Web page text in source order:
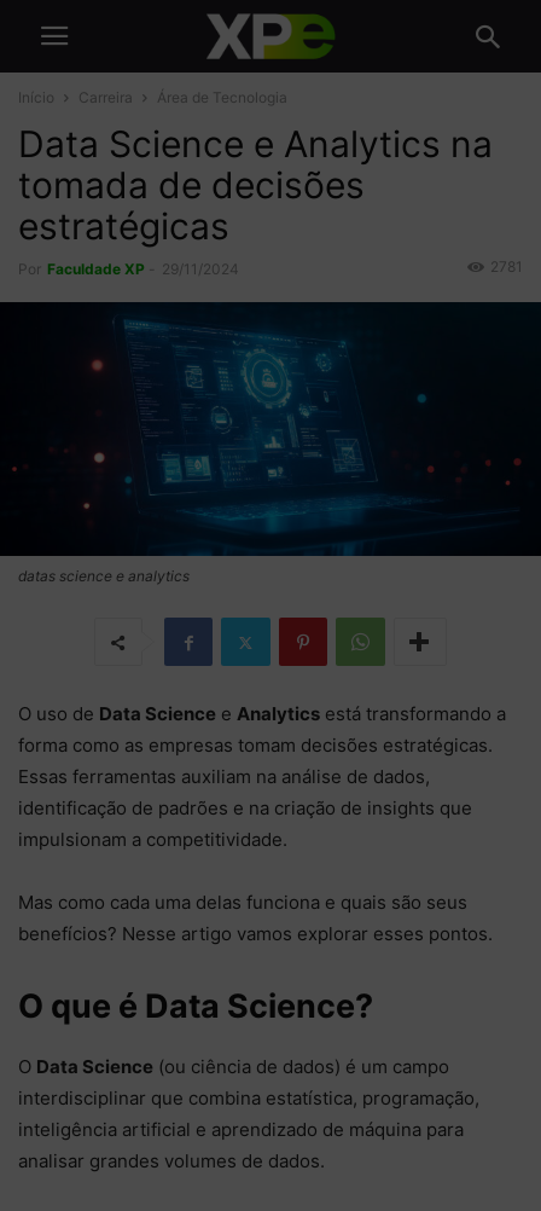
Início Carreira Área de Tecnologia
Data Science e Analytics na
tomada de decisões
estratégicas
Por Faculdade XP 29/11/2024 2781
datas science e analytics
O uso de Data Science e Analytics está transformando a
forma como as empresas tomam decisões estratégicas.
Essas ferramentas auxiliam na análise de dados,
identificação de padrões e na criação de insights que
impulsionam a competitividade.
Mas como cada uma delas funciona e quais são seus
benefícios? Nesse artigo vamos explorar esses pontos.
O que é Data Science?
O Data Science (ou ciência de dados) é um campo
interdisciplinar que combina estatística, programação,
inteligência artificial e aprendizado de máquina para
analisar grandes volumes de dados.